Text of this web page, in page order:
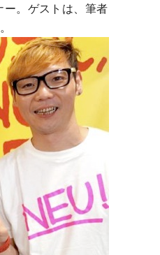
。ゲストは、筆者